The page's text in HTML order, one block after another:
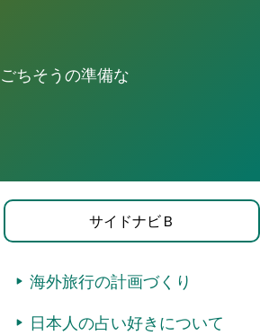
ちそうの準備な
サイドナビＢ
海外旅行の計画づくり
日本人の占い好きについて